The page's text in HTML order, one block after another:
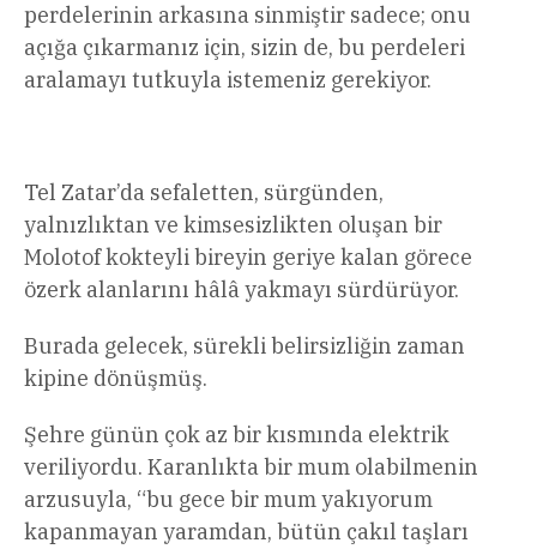
perdelerinin arkasına sinmiştir sadece; onu
açığa çıkarmanız için, sizin de, bu perdeleri
aralamayı tutkuyla istemeniz gerekiyor.
Tel Zatar’da sefaletten, sürgünden,
yalnızlıktan ve kimsesizlikten oluşan bir
Molotof kokteyli bireyin geriye kalan görece
özerk alanlarını hâlâ yakmayı sürdürüyor.
Burada gelecek, sürekli belirsizliğin zaman
kipine dönüşmüş.
Şehre günün çok az bir kısmında elektrik
veriliyordu. Karanlıkta bir mum olabilmenin
arzusuyla, “bu gece bir mum yakıyorum
kapanmayan yaramdan, bütün çakıl taşları